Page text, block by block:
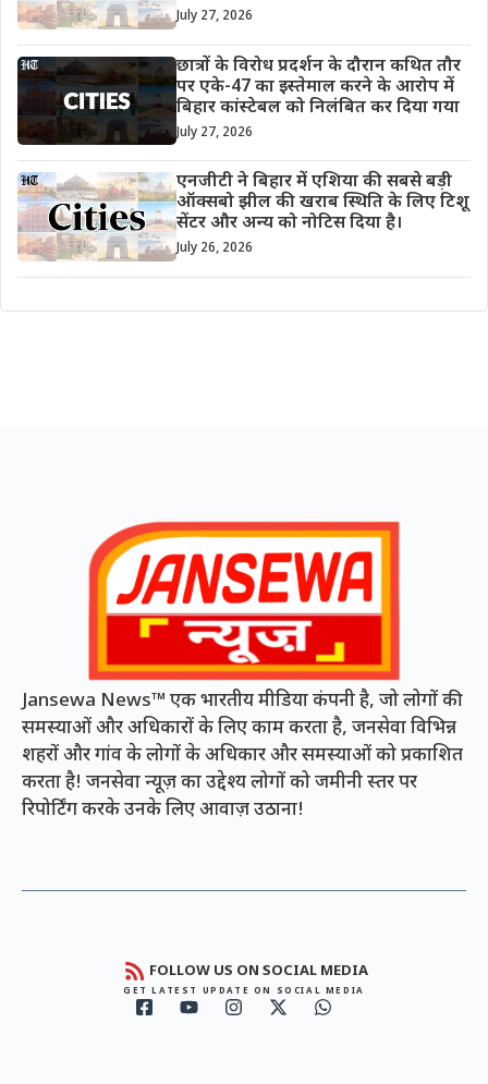
July 27, 2026
छात्रों के विरोध प्रदर्शन के दौरान कथित तौर
पर एके-47 का इस्तेमाल करने के आरोप में
बिहार कांस्टेबल को निलंबित कर दिया गया
July 27, 2026
एनजीटी ने बिहार में एशिया की सबसे बड़ी
ऑक्सबो झील की खराब स्थिति के लिए टिशू
सेंटर और अन्य को नोटिस दिया है।
July 26, 2026
Jansewa News™ एक भारतीय मीडिया कंपनी है, जो लोगों की
समस्याओं और अधिकारों के लिए काम करता है, जनसेवा विभिन्न
शहरों और गांव के लोगों के अधिकार और समस्याओं को प्रकाशित
करता है! जनसेवा न्यूज़ का उद्देश्य लोगों को जमीनी स्तर पर
रिपोर्टिंग करके उनके लिए आवाज़ उठाना!
FOLLOW US ON SOCIAL MEDIA
GET LATEST UPDATE ON SOCIAL MEDIA